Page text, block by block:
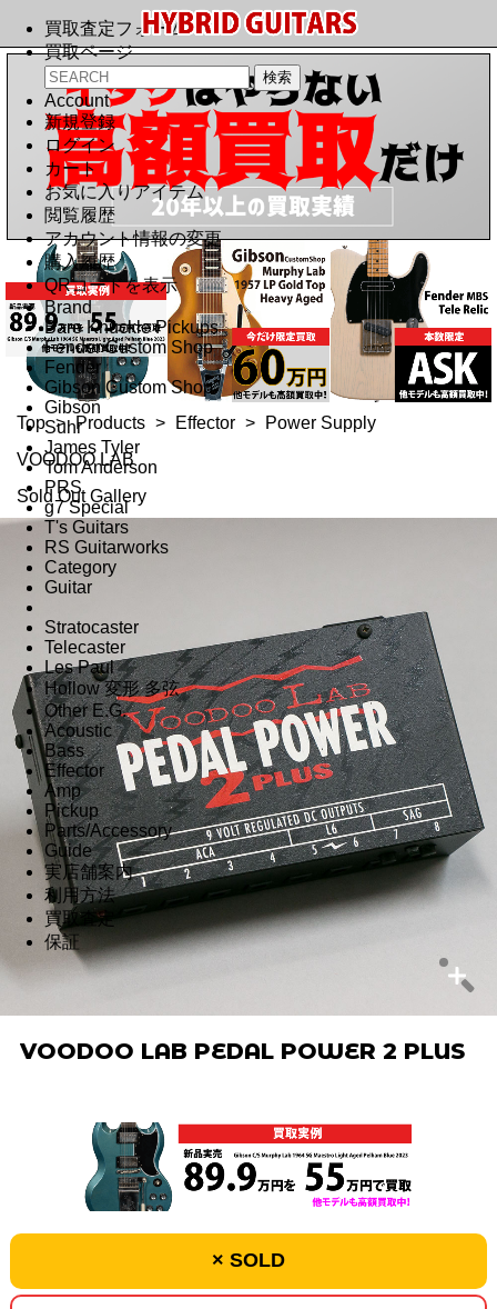
買取査定フォーム
買取ページ
Account
新規登録
ログイン
カート
お気に入りアイテム
閲覧履歴
アカウント情報の変更
購入履歴
QRコードを表示
Brand
Bare Knuckle Pickups
Fender Custom Shop
Fender
Gibson Custom Shop
Gibson
Suhr
James Tyler
Tom Anderson
PRS
g7 Special
T's Guitars
RS Guitarworks
Category
Guitar
Stratocaster
Telecaster
Les Paul
Hollow 変形 多弦
Other E.G.
Acoustic
Bass
Effector
Amp
Pickup
Parts/Accessory
Guide
実店舗案内
利用方法
買取査定
保証
Top > Products > Effector >
Power Supply
VOODOO LAB
Sold Out Gallery
VOODOO LAB PEDAL POWER 2 PLUS
× SOLD